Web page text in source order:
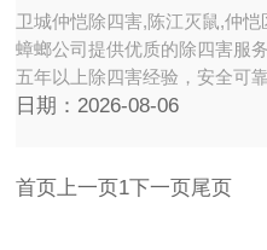
卫城仲恺除四害,陈江灭鼠,仲恺
蟑螂公司提供优质的除四害服
五年以上除四害经验，安全可靠
日期：2026-08-06
首页 上一页1下一页尾页